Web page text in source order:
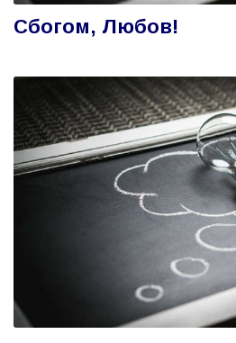
Сбогом, Любов!